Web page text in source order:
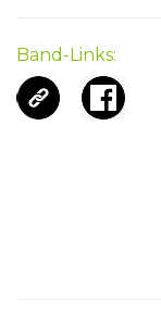
Band-Links: